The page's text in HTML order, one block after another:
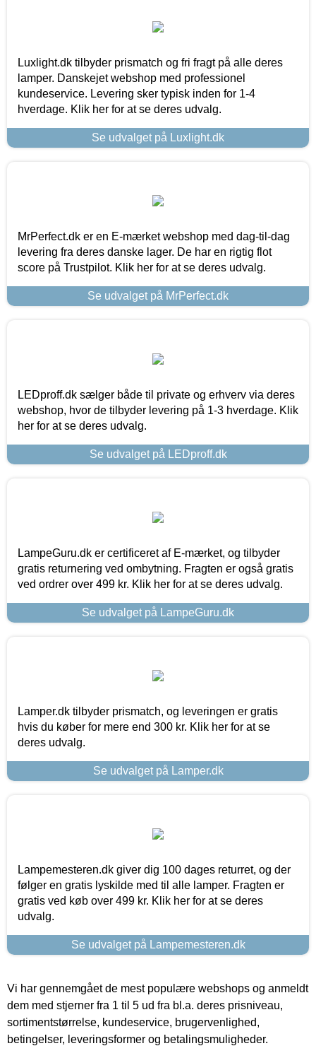
Luxlight.dk tilbyder prismatch og fri fragt på alle deres
lamper. Danskejet webshop med professionel
kundeservice. Levering sker typisk inden for 1-4
hverdage. Klik her for at se deres udvalg.
Se udvalget på Luxlight.dk
MrPerfect.dk er en E-mærket webshop med dag-til-dag
levering fra deres danske lager. De har en rigtig flot
score på Trustpilot. Klik her for at se deres udvalg.
Se udvalget på MrPerfect.dk
LEDproff.dk sælger både til private og erhverv via deres
webshop, hvor de tilbyder levering på 1-3 hverdage. Klik
her for at se deres udvalg.
Se udvalget på LEDproff.dk
LampeGuru.dk er certificeret af E-mærket, og tilbyder
gratis returnering ved ombytning. Fragten er også gratis
ved ordrer over 499 kr. Klik her for at se deres udvalg.
Se udvalget på LampeGuru.dk
Lamper.dk tilbyder prismatch, og leveringen er gratis
hvis du køber for mere end 300 kr. Klik her for at se
deres udvalg.
Se udvalget på Lamper.dk
Lampemesteren.dk giver dig 100 dages returret, og der
følger en gratis lyskilde med til alle lamper. Fragten er
gratis ved køb over 499 kr. Klik her for at se deres
udvalg.
Se udvalget på Lampemesteren.dk
Vi har gennemgået de mest populære webshops og anmeldt
dem med stjerner fra 1 til 5 ud fra bl.a. deres prisniveau,
sortimentstørrelse, kundeservice, brugervenlighed,
betingelser, leveringsformer og betalingsmuligheder.